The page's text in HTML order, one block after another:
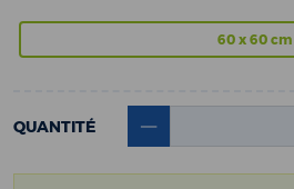
60 x 60 cm
QUANTITÉ